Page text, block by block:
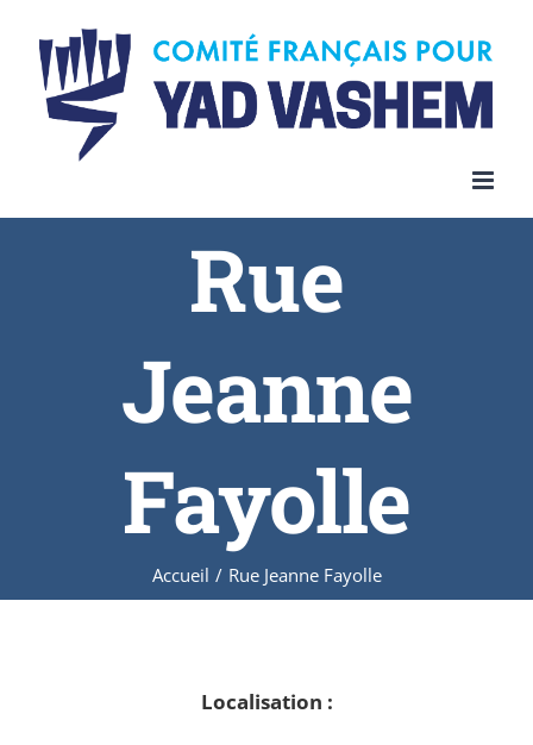
Rue
Jeanne
Fayolle
Accueil / Rue Jeanne Fayolle
Localisation :